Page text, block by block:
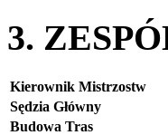
3.
Kierownik Mistrzostw
Sędzia Główny
Budowa Tras